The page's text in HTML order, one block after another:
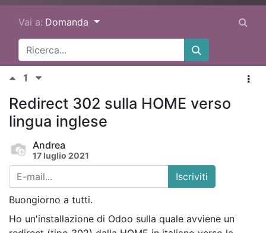
Vai a: Domanda
1
Redirect 302 sulla HOME verso
lingua inglese
Andrea
17 luglio 2021
Iscriviti
Buongiorno a tutti.
Ho un'installazione di Odoo sulla quale avviene un